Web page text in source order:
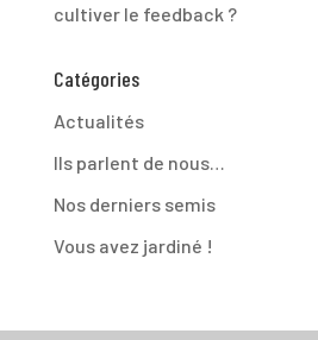
cultiver le feedback ?
Catégories
Actualités
Ils parlent de nous…
Nos derniers semis
Vous avez jardiné !